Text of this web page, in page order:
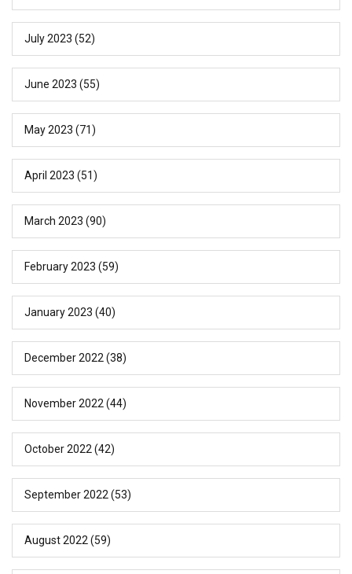
July 2023 (52)
June 2023 (55)
May 2023 (71)
April 2023 (51)
March 2023 (90)
February 2023 (59)
January 2023 (40)
December 2022 (38)
November 2022 (44)
October 2022 (42)
September 2022 (53)
August 2022 (59)